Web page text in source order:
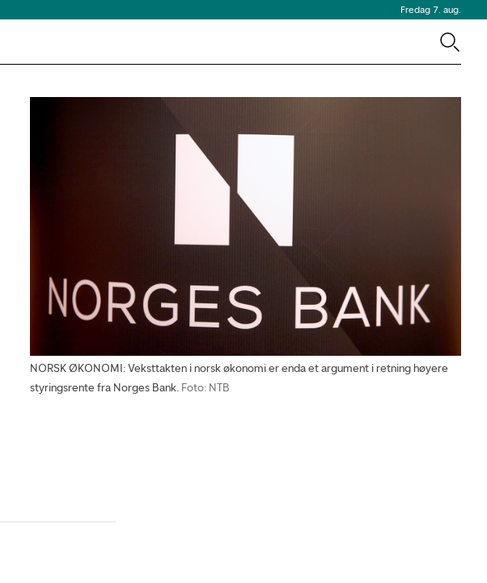
Fredag 7. aug.
NORSK ØKONOMI: Veksttakten i norsk økonomi er enda et argument i retning høyere
styringsrente fra Norges Bank. Foto: NTB